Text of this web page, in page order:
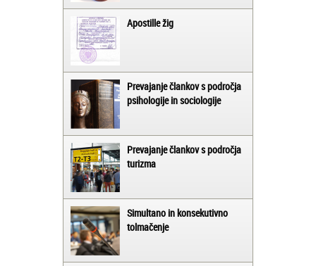
Apostille žig
Prevajanje člankov s področja
psihologije in sociologije
Prevajanje člankov s področja
turizma
Simultano in konsekutivno
tolmačenje